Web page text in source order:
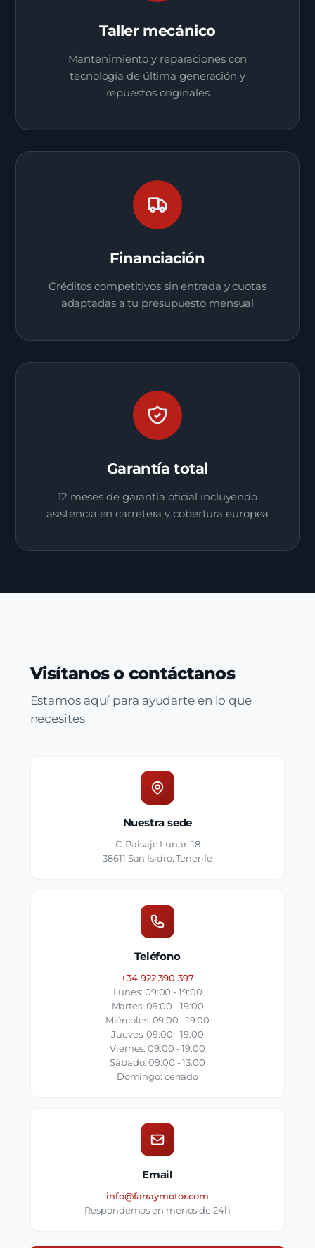
Taller mecánico
Mantenimiento y reparaciones con
tecnología de última generación y
repuestos originales
Financiación
Créditos competitivos sin entrada y cuotas
adaptadas a tu presupuesto mensual
Garantía total
12 meses de garantía oficial incluyendo
asistencia en carretera y cobertura europea
Visítanos o contáctanos
Estamos aquí para ayudarte en lo que
necesites
Nuestra sede
C. Paisaje Lunar, 18
38611 San Isidro, Tenerife
Teléfono
+34 922 390 397
Lunes: 09:00 - 19:00
Martes: 09:00 - 19:00
Miércoles: 09:00 - 19:00
Jueves: 09:00 - 19:00
Viernes: 09:00 - 19:00
Sábado: 09:00 - 13:00
Domingo: cerrado
Email
info@farraymotor.com
Respondemos en menos de 24h